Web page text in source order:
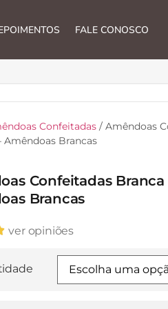
FALE CONOSCO
Confeitadas / Amêndoas
Amêndoas Brancas
Confeitadas
Brancas
ver opiniões